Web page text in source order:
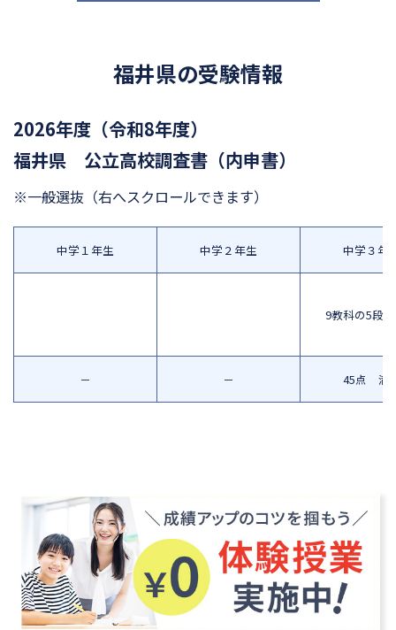
福井県の受験情報
2026年度（令和8年度）
福井県 公立高校調査書（内申書）
※一般選抜 （右へスクロールできます）
中学１年生
－
中学２年生
－
中学３年
9教科の5段
45点 満